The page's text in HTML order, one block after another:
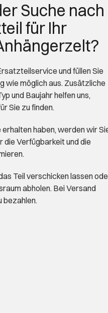
Suche nach
für Ihr
und füllen Sie
wie möglich aus. Zusätzliche
und Baujahr helfen uns,
Sie zu finden.
haben, werden wir
die Verfügbarkeit und die
Teil verschicken lassen
abholen. Bei Versand
bezahlen.